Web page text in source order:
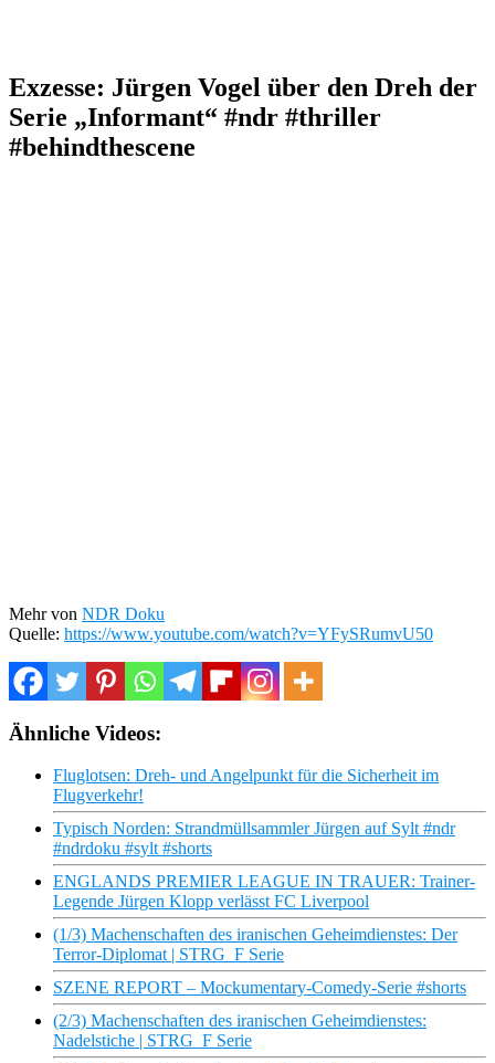
Exzesse: Jürgen Vogel über den Dreh der
Serie „Informant“ #ndr #thriller
#behindthescene
Mehr von NDR Doku
Quelle: https://www.youtube.com/watch?v=YFySRumvU50
Ähnliche Videos:
Fluglotsen: Dreh- und Angelpunkt für die Sicherheit im
Flugverkehr!
Typisch Norden: Strandmüllsammler Jürgen auf Sylt #ndr
#ndrdoku #sylt #shorts
ENGLANDS PREMIER LEAGUE IN TRAUER: Trainer-
Legende Jürgen Klopp verlässt FC Liverpool
(1/3) Machenschaften des iranischen Geheimdienstes: Der
Terror-Diplomat | STRG_F Serie
SZENE REPORT – Mockumentary-Comedy-Serie #shorts
(2/3) Machenschaften des iranischen Geheimdienstes:
Nadelstiche | STRG_F Serie